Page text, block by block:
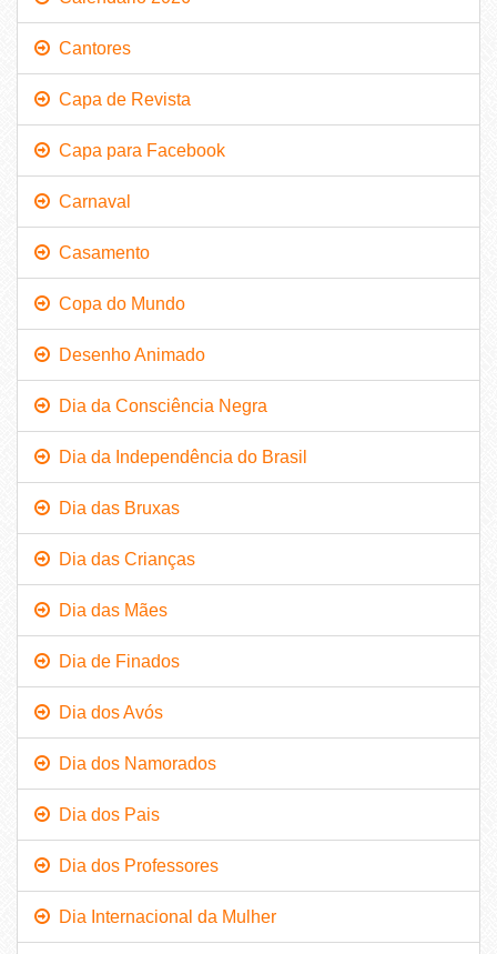
Cantores
Capa de Revista
Capa para Facebook
Carnaval
Casamento
Copa do Mundo
Desenho Animado
Dia da Consciência Negra
Dia da Independência do Brasil
Dia das Bruxas
Dia das Crianças
Dia das Mães
Dia de Finados
Dia dos Avós
Dia dos Namorados
Dia dos Pais
Dia dos Professores
Dia Internacional da Mulher